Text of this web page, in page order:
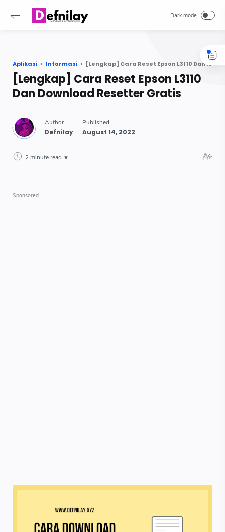
Aplikasi Informasi [Lengkap] Cara Reset Epson L3110 Dan Download Resetter Gratis
[Lengkap] Cara Reset Epson L3110
Dan Download Resetter Gratis
2 minute read